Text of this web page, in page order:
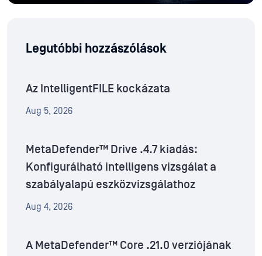
Legutóbbi hozzászólások
Az IntelligentFILE kockázata
Aug 5, 2026
MetaDefender™ Drive .4.7 kiadás:
Konfigurálható intelligens vizsgálat a
szabályalapú eszközvizsgálathoz
Aug 4, 2026
A MetaDefender™ Core .21.0 verziójának